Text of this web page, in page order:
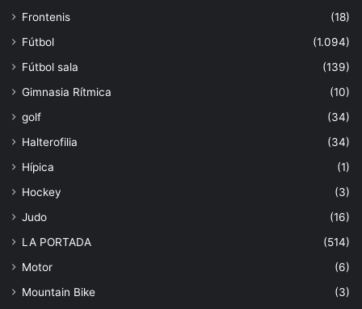
Frontenis
(18)
Fútbol
(1.094)
Fútbol sala
(139)
Gimnasia Rítmica
(10)
golf
(34)
Halterofilia
(34)
Hípica
(1)
Hockey
(3)
Judo
(16)
LA PORTADA
(514)
Motor
(6)
Mountain Bike
(3)